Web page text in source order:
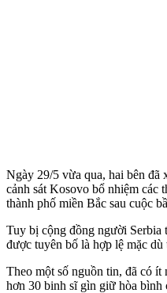
Ngày 29/5 vừa qua, hai bên đã
cảnh sát Kosovo bổ nhiệm các
thành phố miền Bắc sau cuộc
Tuy bị cộng đồng người Serbia
được tuyên bố là hợp lệ mặc
Theo một số nguồn tin, đã có ít
hơn 30 binh sĩ gìn giữ hòa